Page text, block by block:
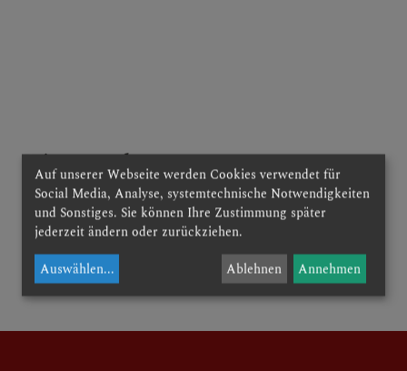
zurück
Auf unserer Webseite werden Cookies verwendet für
Social Media, Analyse, systemtechnische Notwendigkeiten
und Sonstiges. Sie können Ihre Zustimmung später
jederzeit ändern oder zurückziehen.
Auswählen... Ablehnen Annehmen